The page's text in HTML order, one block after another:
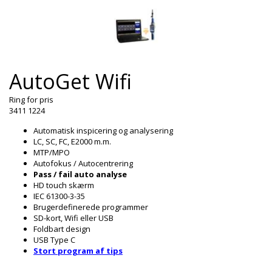
AutoGet Wifi
Ring for pris
3411 1224
Automatisk inspicering og analysering
LC, SC, FC, E2000 m.m.
MTP/MPO
Autofokus / Autocentrering
Pass / fail auto analyse
HD touch skærm
IEC 61300-3-35
Brugerdefinerede programmer
SD-kort, Wifi eller USB
Foldbart design
USB Type C
Stort program af tips